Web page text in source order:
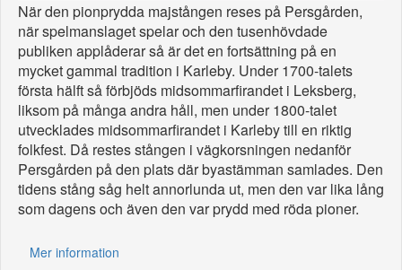
När den pionprydda majstången reses på Persgården,
när spelmanslaget spelar och den tusenhövdade
publiken applåderar så är det en fortsättning på en
mycket gammal tradition i Karleby. Under 1700-talets
första hälft så förbjöds midsommarfirandet i Leksberg,
liksom på många andra håll, men under 1800-talet
utvecklades midsommarfirandet i Karleby till en riktig
folkfest. Då restes stången i vägkorsningen nedanför
Persgården på den plats där byastämman samlades. Den
tidens stång såg helt annorlunda ut, men den var lika lång
som dagens och även den var prydd med röda pioner.
Mer information